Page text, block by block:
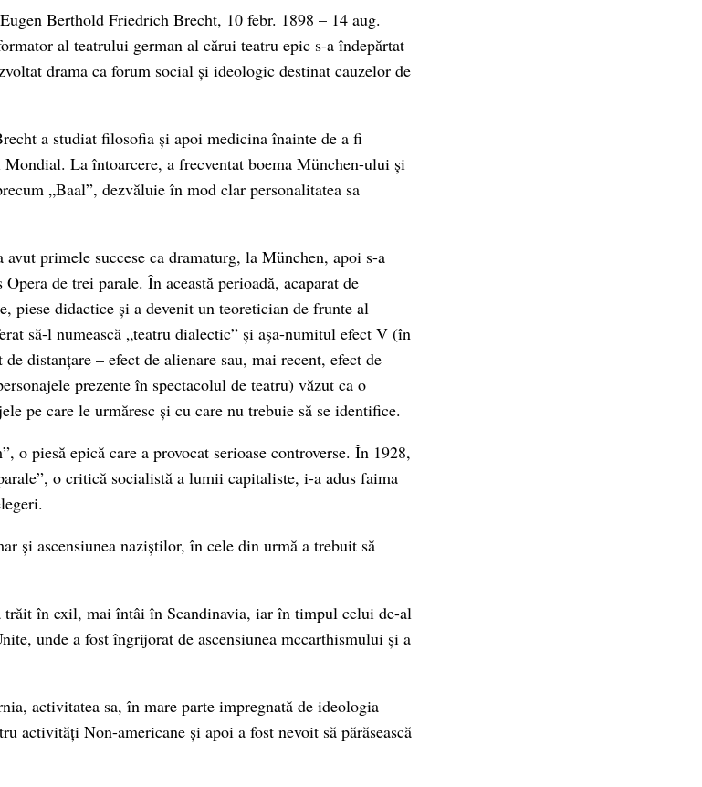
Berthold Friedrich Brecht, 10 febr. 1898 – 14 aug.
al teatrului german al cărui teatru epic s-a îndepărtat
drama ca forum social și ideologic destinat cauzelor de
a studiat filosofia și apoi medicina înainte de a fi
La întoarcere, a frecventat boema München-ului și
„Baal”, dezvăluie în mod clar personalitatea sa
primele succese ca dramaturg, la München, apoi s-a
de trei parale. În această perioadă, acaparat de
piese didactice și a devenit un teoretician de frunte al
să-l numească „teatru dialectic” și așa-numitul efect V (în
distanțare – efect de alienare sau, mai recent, efect de
prezente în spectacolul de teatru) văzut ca o
pe care le urmăresc și cu care nu trebuie să se identifice.
o piesă epică care a provocat serioase controverse. În 1928,
o critică socialistă a lumii capitaliste, i-a adus faima
și ascensiunea naziștilor, în cele din urmă a trebuit să
trăit în exil, mai întâi în Scandinavia, iar în timpul celui de-al
unde a fost îngrijorat de ascensiunea mccarthismului și a
activitatea sa, în mare parte impregnată de ideologia
activități Non-americane și apoi a fost nevoit să părăsească